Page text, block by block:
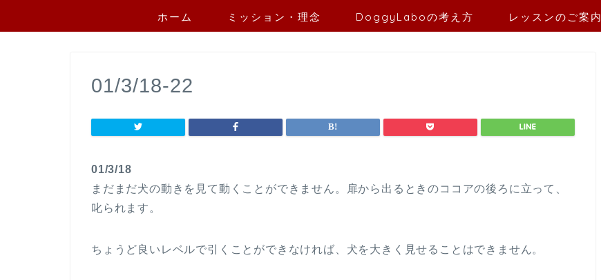
ホーム ミッション・理念 DoggyLaboの考え方 レッスンのご案内
01/3/18-22
01/3/18
まだまだ犬の動きを見て動くことができません。扉から出るときのココアの後ろに立って、
叱られます。
ちょうど良いレベルで引くことができなければ、犬を大きく見せることはできません。